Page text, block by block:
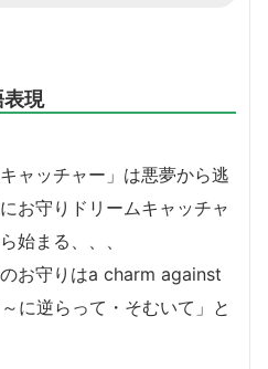
現
ャッチャー」は悪夢から逃
お守りドリームキャッチャ
始まる、、、
お守りはa charm against
に逆らって・そむいて」と